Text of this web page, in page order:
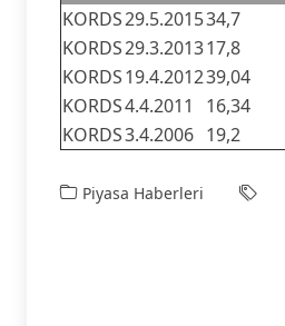
KORDS29.5.201534,7
KORDS29.3.201317,8
KORDS19.4.201239,04
KORDS4.4.2011 16,34
KORDS3.4.2006 19,2
Piyasa Haberleri